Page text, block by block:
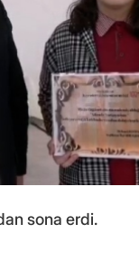
sona erdi.